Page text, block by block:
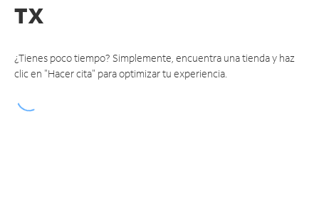
TX
¿Tienes poco tiempo? Simplemente, encuentra una tienda y haz
clic en "Hacer cita" para optimizar tu experiencia.